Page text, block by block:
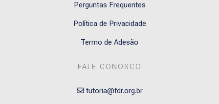
Perguntas Frequentes
Política de Privacidade
Termo de Adesão
FALE CONOSCO
tutoria@fdr.org.br